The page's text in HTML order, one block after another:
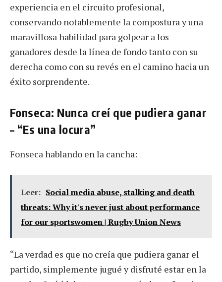
experiencia en el circuito profesional,
conservando notablemente la compostura y una
maravillosa habilidad para golpear a los
ganadores desde la línea de fondo tanto con su
derecha como con su revés en el camino hacia un
éxito sorprendente.
Fonseca: Nunca creí que pudiera ganar
– “Es una locura”
Fonseca hablando en la cancha:
Leer: Social media abuse, stalking and death
threats: Why it's never just about performance
for our sportswomen | Rugby Union News
“La verdad es que no creía que pudiera ganar el
partido, simplemente jugué y disfruté estar en la